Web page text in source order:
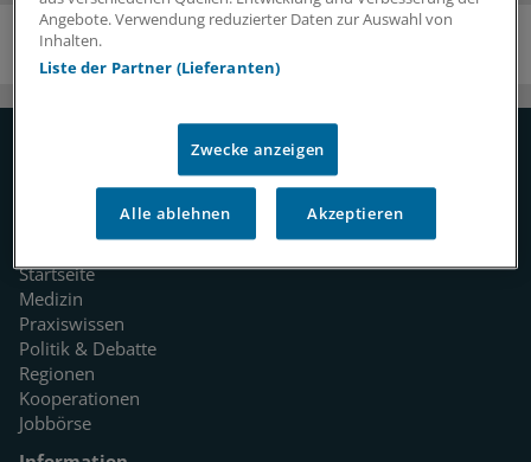
NACH OBEN
Startseite
Medizin
Praxiswissen
Politik & Debatte
Regionen
Kooperationen
Jobbörse
Angebote. Verwendung reduzierter Daten zur Auswahl von
Inhalten.
Liste der Partner (Lieferanten)
Zwecke anzeigen
Alle ablehnen Akzeptieren